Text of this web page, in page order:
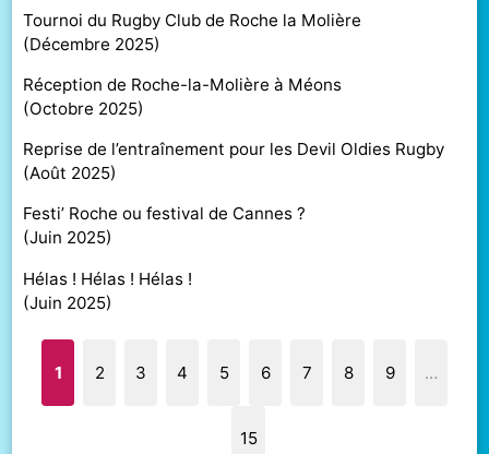
Tournoi du Rugby Club de Roche la Molière
(Décembre 2025)
Réception de Roche-la-Molière à Méons
(Octobre 2025)
Reprise de l’entraînement pour les Devil Oldies Rugby
(Août 2025)
Festi’ Roche ou festival de Cannes ?
(Juin 2025)
Hélas ! Hélas ! Hélas !
(Juin 2025)
1 2 3 4 5 6 7 8 9 …
15